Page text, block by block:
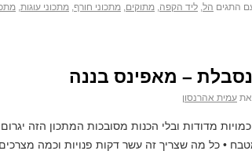
התגים הל, ליד הקפה, מתוקים, מתכוני חורף, מתכוני עוגות,
– מאפינס בננה
עמית אהרנסון
מדודות ובלי הכנות מסובכות המתכון הזה
• כל מה שצריך זה עשר דקות פנויות וכמה